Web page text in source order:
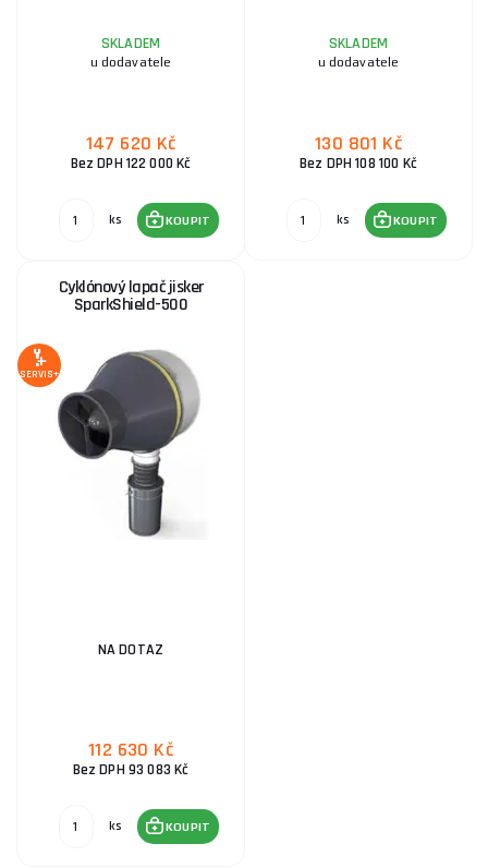
SKLADEM
u dodavatele
147 620 Kč
Bez DPH 122 000 Kč
ks KOUPIT
SKLADEM
u dodavatele
130 801 Kč
Bez DPH 108 100 Kč
ks KOUPIT
Cyklónový lapač jisker
SparkShield-500
SERVIS+
NA DOTAZ
112 630 Kč
Bez DPH 93 083 Kč
ks KOUPIT